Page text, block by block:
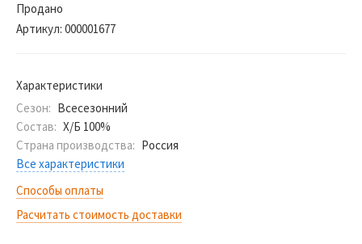
Продано
Артикул: 000001677
Характеристики
Сезон: Всесезонний
Состав: Х/Б 100%
Страна производства: Россия
Все характеристики
Способы оплаты
Расчитать стоимость доставки